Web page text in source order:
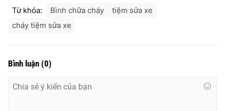
Giấy phép hoạt động báo in và báo điện tử số 483/GP-BTTTT
Ðiện thoại Thời báo VTV:024.66 897 897
Từ khóa: Bình chữa cháy
tiệm sửa xe
cháy tiệm sửa xe
Bình luận (0)